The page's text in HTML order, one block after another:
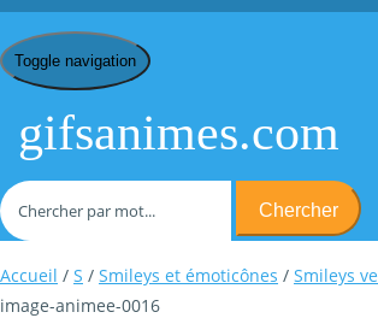
Toggle navigation
gifsanimes.com
Chercher
Accueil / S / Smileys et émoticônes / Smileys
image-animee-0016